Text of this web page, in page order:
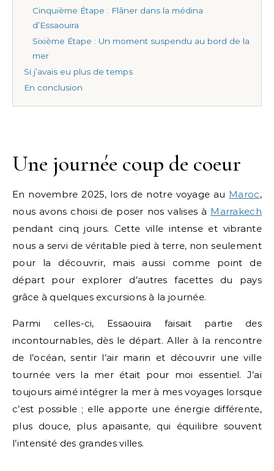
Cinquième Étape : Flâner dans la médina
d’Essaouira
Sixième Étape : Un moment suspendu au bord de la
mer
Si j’avais eu plus de temps
En conclusion
Une journée coup de coeur
En novembre 2025, lors de notre voyage au Maroc,
nous avons choisi de poser nos valises à Marrakech
pendant cinq jours. Cette ville intense et vibrante
nous a servi de véritable pied à terre, non seulement
pour la découvrir, mais aussi comme point de
départ pour explorer d’autres facettes du pays
grâce à quelques excursions à la journée.
Parmi celles-ci, Essaouira faisait partie des
incontournables, dès le départ. Aller à la rencontre
de l’océan, sentir l’air marin et découvrir une ville
tournée vers la mer était pour moi essentiel. J’ai
toujours aimé intégrer la mer à mes voyages lorsque
c’est possible ; elle apporte une énergie différente,
plus douce, plus apaisante, qui équilibre souvent
l’intensité des grandes villes.